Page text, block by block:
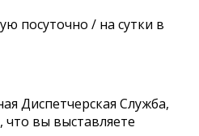
посуточно / на сутки в
Диспетчерская Служба,
что вы выставляете